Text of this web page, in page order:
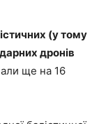
(у тому
дронів
ще на 16